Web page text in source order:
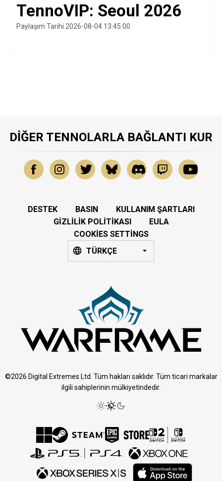
TennoVIP: Seoul 2026
Paylaşım Tarihi 2026-08-04 13:45:00
DIĞER TENNOLARLA BAĞLANTI KUR
DESTEK BASIN
KULLANIM ŞARTLARI
GIZLILIK POLITIKASI
EULA
COOKIES SETTINGS
TÜRKÇE
©2026 Digital Extremes Ltd. Tüm hakları saklıdır. Tüm ticari markalar
ilgili sahiplerinin mülkiyetindedir.